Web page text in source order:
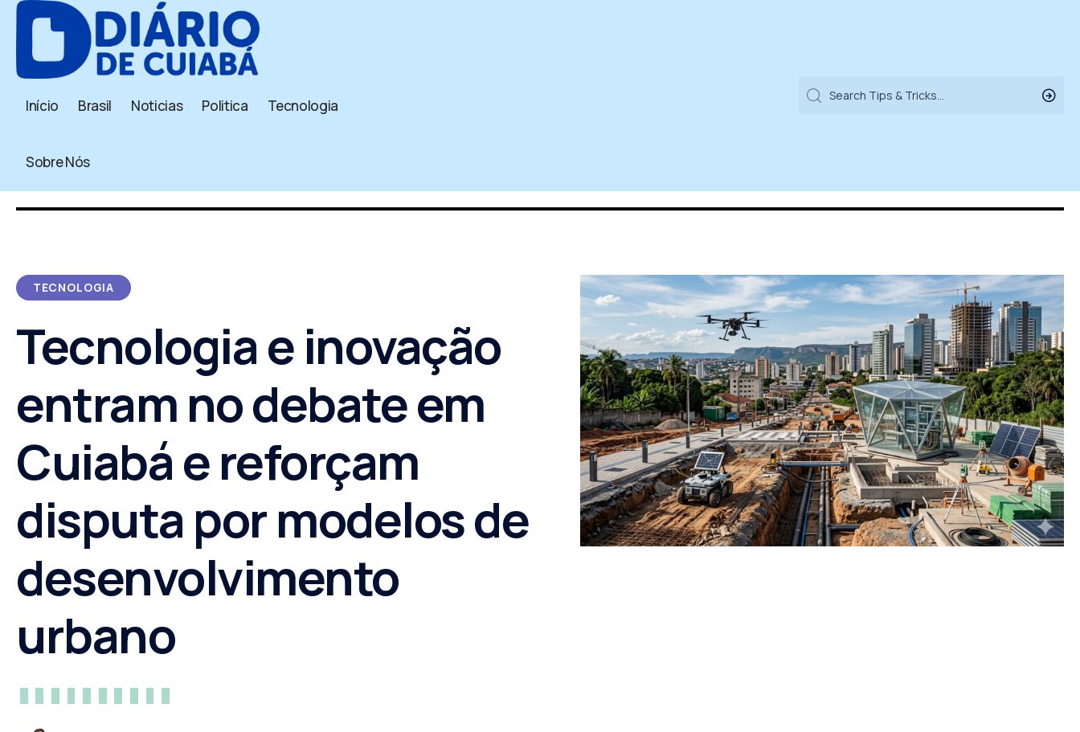
Início Brasil Noticias Politica Tecnologia
Sobre Nós
TECNOLOGIA
Tecnologia e inovação
entram no debate em
Cuiabá e reforçam
disputa por modelos de
desenvolvimento
urbano